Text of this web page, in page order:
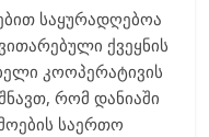
საყურადღებოა
ქვეყნის
კოოპერატივის
რომ დანიაში
საერთო